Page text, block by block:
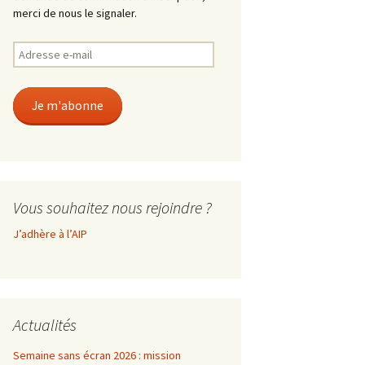
merci de nous le signaler.
Adresse
e-
Je m'abonne
Vous souhaitez nous rejoindre ?
J’adhère à l’AIP
Actualités
Semaine sans écran 2026 : mission